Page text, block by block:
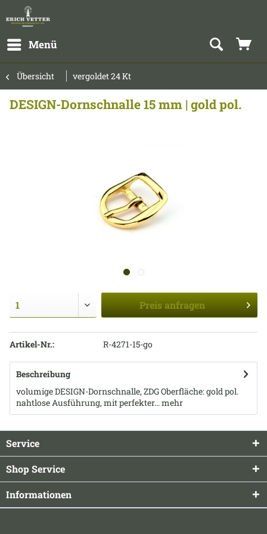
Menü
Übersicht vergoldet 24 Kt
DESIGN-Dornschnalle 15 mm | gold pol.
Preis anfragen
Artikel-Nr.: R-4271-15-go
Beschreibung
volumige DESIGN-Dornschnalle, ZDG Oberfläche: gold pol.
nahtlose Ausführung, mit perfekter...mehr
Service
Shop Service
Informationen